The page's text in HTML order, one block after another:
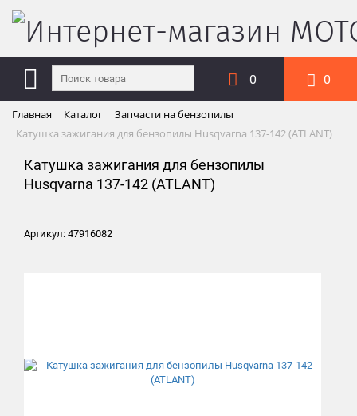
0 0
Главная Каталог
Запчасти на бензопилы
Катушка зажигания для бензопилы Husqvarna 137-142 (ATLANT)
Катушка зажигания для бензопилы
Husqvarna 137-142 (ATLANT)
Артикул: 47916082